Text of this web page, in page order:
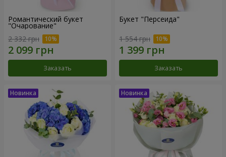
Романтический букет
"Очарование"
2 332 грн
Заказать
Букет "Персеида"
1 554 грн
Заказать